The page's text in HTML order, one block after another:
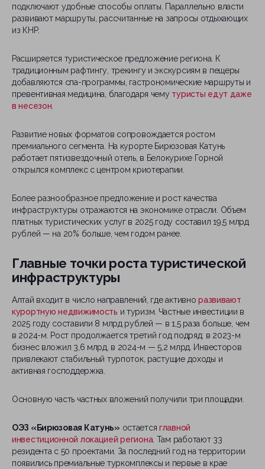
подключают удобные способы оплаты. Параллельно власти
развивают маршруты, рассчитанные на запросы отдыхающих
из КНР.
Расширяется туристическое предложение региона. К
традиционным рафтингу, трекингу и экскурсиям в пещеры
добавляются спа-программы, гастрономические маршруты и
превентивная медицина, благодаря чему туристы едут даже
в несезон
Развитие новых форматов сопровождается ростом
премиального сегмента. На курорте Бирюзовая Катунь
работает пятизвездочный отель, в Белокурихе Горной
открылся комплекс с центром криотерапии.
Более разнообразное предложение и рост качества
инфраструктуры отражаются на экономике отрасли. Объем
платных туристических услуг в 2025 году составил 19,5 млрд
рублей — на 20% больше, чем годом ранее.
Главные точки роста туристической
инфраструктуры
Алтай входит в число направлений, где активноразвивают
курортную недвижимость и туризм. Частные инвестиции в
2025 году составили 8 млрд рублей — в 1,5 раза больше, чем
в 2024-м. Рост продолжается третий год подряд: в 2023-м
бизнес вложил 3,6 млрд, в 2024-м — 5,2 млрд. Инвесторов
привлекают стабильный турпоток, растущие доходы и
активная господдержка.
Основную часть частных вложений получили три площадки.
ОЭЗ «Бирюзовая Катунь» остаетсяглавной
инвестиционной локацией региона. Там работают 33
резидента с 50 проектами. За последний год на территории
появились премиальные туркомплексы и первые в крае